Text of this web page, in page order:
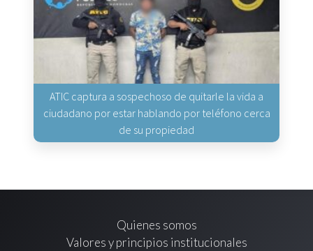
ATIC captura a sospechoso de quitarle la vida a
ciudadano por estar hablando por teléfono cerca
de su propiedad
Quienes somos
Valores y principios institucionales